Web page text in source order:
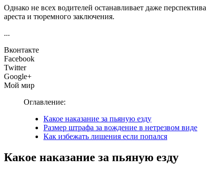
Однако не всех водителей останавливает даже перспектива
ареста и тюремного заключения.
...
Вконтакте
Facebook
Twitter
Google+
Мой мир
Оглавление:
Какое наказание за пьяную езду
Размер штрафа за вождение в нетрезвом виде
Как избежать лишения если попался
Какое наказание за пьяную езду